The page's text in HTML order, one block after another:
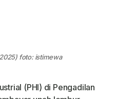
foto: istimewa
(PHI) di Pengadilan